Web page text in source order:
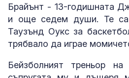
Брайънт - 13-годишната
и още седем души. Те са
Таузънд Оукс за
трябвало да играе
Бейзболният треньор